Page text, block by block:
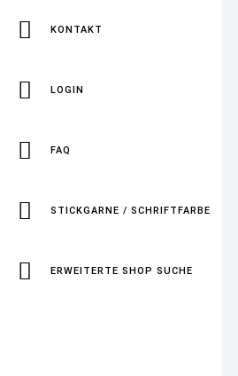
KONTAKT
LOGIN
FAQ
STICKGARNE / SCHRIFTFARBE
ERWEITERTE SHOP SUCHE